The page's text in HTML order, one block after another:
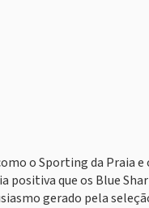
o Sporting da Praia
positiva que os Blue
gerado pela